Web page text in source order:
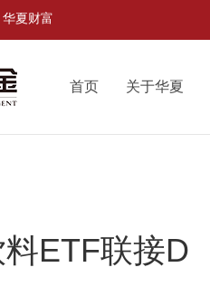
华夏财富
首页 关于华夏
ETF联接D